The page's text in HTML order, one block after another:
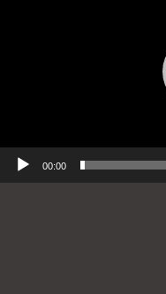
00:00